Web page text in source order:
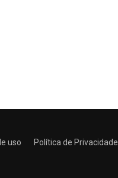
uso
Política de Privacidade